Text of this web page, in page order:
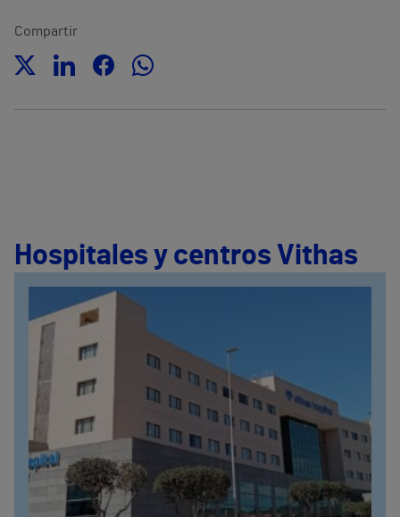
Compartir
Hospitales y centros Vithas